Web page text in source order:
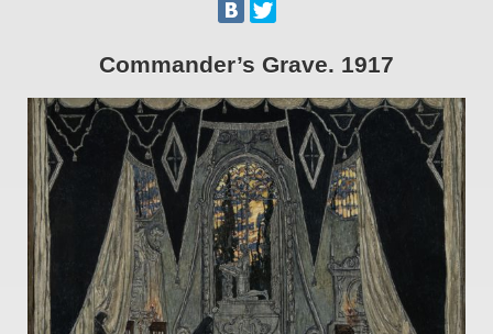
Commander’s Grave. 1917